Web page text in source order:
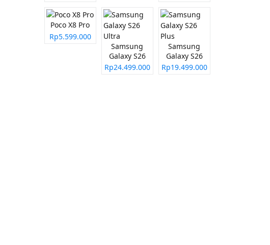
Poco X8 Pro
Rp5.599.000
Samsung
Galaxy S26
Ultra
Rp24.499.000
Samsung
Galaxy S26
Plus
Rp19.499.000